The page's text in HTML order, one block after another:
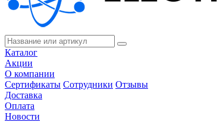
Каталог
Акции
О компании
Сертификаты Сотрудники Отзывы
Доставка
Оплата
Новости